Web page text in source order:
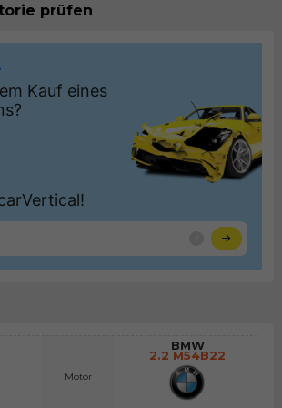
prüfen
Motor
BMW
2.2 M54B22